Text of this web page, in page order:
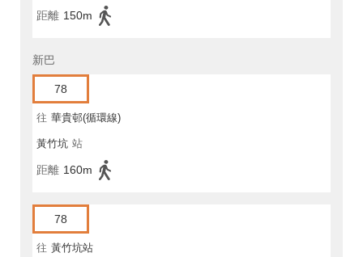
距離 150m
新巴
78
往 華貴邨(循環線)
黃竹坑 站
距離 160m
78
往 黃竹坑站